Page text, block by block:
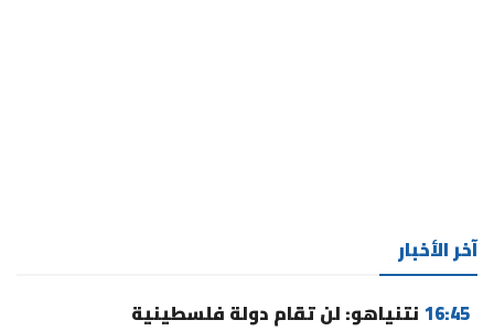
آخر الأخبار
16:45 نتنياهو: لن تقام دولة فلسطينية